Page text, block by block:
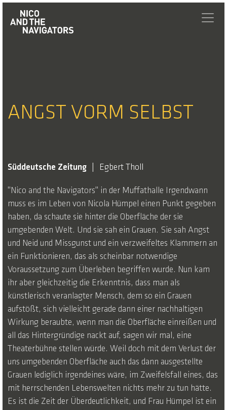
ANGST VORM SELBST
Süddeutsche Zeitung Egbert Tholl
"Nico and the Navigators" in der Muffathalle Irgendwann
muss es im Leben von Nicola Hümpel einen Punkt gegeben
haben, da schaute sie hinter die Oberfläche der sie
umgebenden Welt. Und sie sah ein Grauen. Sie sah Angst
und Neid und Missgunst und ein verzweifeltes Klammern an
ein Funktionieren, das als scheinbar notwendige
Voraussetzung zum Überleben begriffen wurde. Nun kam
ihr aber gleichzeitig die Erkenntnis, dass man als
künstlerisch veranlagter Mensch, dem so ein Grauen
aufstößt, sich vielleicht gerade dann einer nachhaltigen
Wirkung beraubte, wenn man die Oberfläche einreißen und
all das Hintergründige nackt auf, sagen wir mal, eine
Theaterbühne stellen würde. Weil doch mit dem Verlust der
uns umgebenden Oberfläche auch das dann ausgestellte
Grauen lediglich irgendeines wäre, im Zweifelsfall eines, das
mit herrschenden Lebenswelten nichts mehr zu tun hätte.
Es ist die Zeit der Überdeutlichkeit, und Frau Hümpel ist ein